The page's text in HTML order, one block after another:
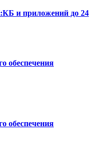
и приложений до 24
обеспечения
обеспечения